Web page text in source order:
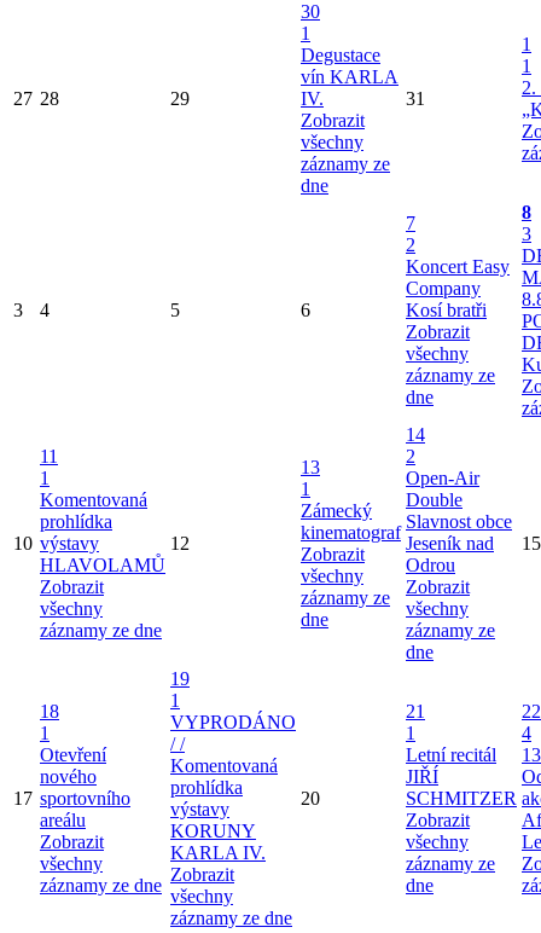
27 28 29
30
1
Degustace
vín KARLA
IV.
Zobrazit
všechny
záznamy ze
dne
31
1
1
2.
3 4 5 6
7
2
Koncert Easy
Company
Kosí bratři
Zobrazit
všechny
záznamy ze
dne
8
3
10
11
1
Komentovaná
prohlídka
výstavy
HLAVOLAMŮ
Zobrazit
všechny
záznamy ze dne
12
13
1
Zámecký
kinematograf
Zobrazit
všechny
záznamy ze
dne
14
2
Open-Air
Double
Slavnost obce
Jeseník nad
Odrou
Zobrazit
všechny
záznamy ze
dne
15
17
18
1
Otevření
nového
sportovního
areálu
Zobrazit
všechny
záznamy ze dne
19
1
VYPRODÁNO
/ /
Komentovaná
prohlídka
výstavy
KORUNY
KARLA IV.
Zobrazit
všechny
záznamy ze dne
20
21
1
Letní recitál
JIŘÍ
SCHMITZER
Zobrazit
všechny
záznamy ze
dne
22
4